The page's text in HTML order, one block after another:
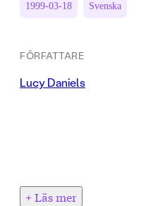
1999-03-18 Svenska
FÖRFATTARE
Lucy Daniels
+ Läs mer